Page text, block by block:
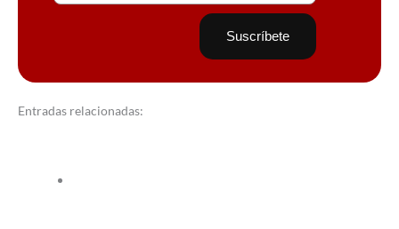
Entradas relacionadas: